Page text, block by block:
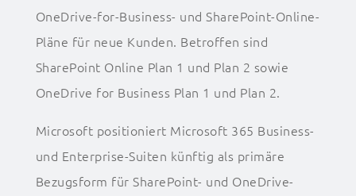
OneDrive-for-Business- und SharePoint-Online-
Pläne für neue Kunden. Betroffen sind
SharePoint Online Plan 1 und Plan 2 sowie
OneDrive for Business Plan 1 und Plan 2.
Microsoft positioniert Microsoft 365 Business-
und Enterprise-Suiten künftig als primäre
Bezugsform für SharePoint- und OneDrive-